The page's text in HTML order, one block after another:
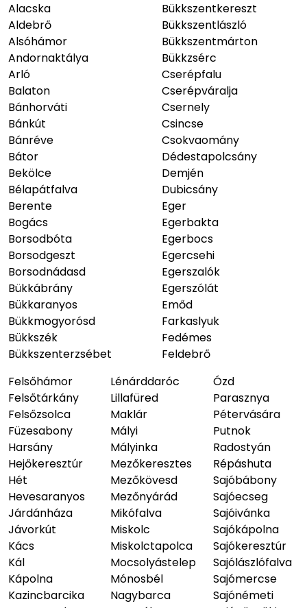
Alacska
Aldebrő
Alsóhámor
Andornaktálya
Arló
Balaton
Bánhorváti
Bánkút
Bánréve
Bátor
Bekölce
Bélapátfalva
Berente
Bogács
Borsodbóta
Borsodgeszt
Borsodnádasd
Bükkábrány
Bükkaranyos
Bükkmogyorósd
Bükkszék
Bükkszenterzsébet
Bükkszentkereszt
Bükkszentlászló
Bükkszentmárton
Bükkzsérc
Cserépfalu
Cserépváralja
Csernely
Csincse
Csokvaomány
Dédestapolcsány
Demjén
Dubicsány
Eger
Egerbakta
Egerbocs
Egercsehi
Egerszalók
Egerszólát
Emőd
Farkaslyuk
Fedémes
Feldebrő
Felsőhámor
Felsőtárkány
Felsőzsolca
Füzesabony
Harsány
Hejőkeresztúr
Hét
Hevesaranyos
Járdánháza
Jávorkút
Kács
Kál
Kápolna
Kazincbarcika
Lénárddaróc
Lillafüred
Maklár
Mályi
Mályinka
Mezőkeresztes
Mezőkövesd
Mezőnyárád
Mikófalva
Miskolc
Miskolctapolca
Mocsolyástelep
Mónosbél
Nagybarca
Ózd
Parasznya
Pétervására
Putnok
Radostyán
Répáshuta
Sajóbábony
Sajóecseg
Sajóivánka
Sajókápolna
Sajókeresztúr
Sajólászlófalva
Sajómercse
Sajónémeti